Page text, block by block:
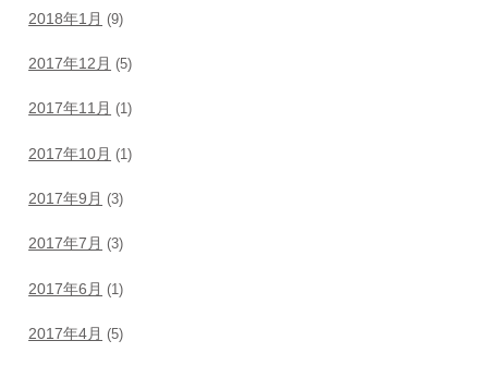
2018年1月 (9)
2017年12月 (5)
2017年11月 (1)
2017年10月 (1)
2017年9月 (3)
2017年7月 (3)
2017年6月 (1)
2017年4月 (5)